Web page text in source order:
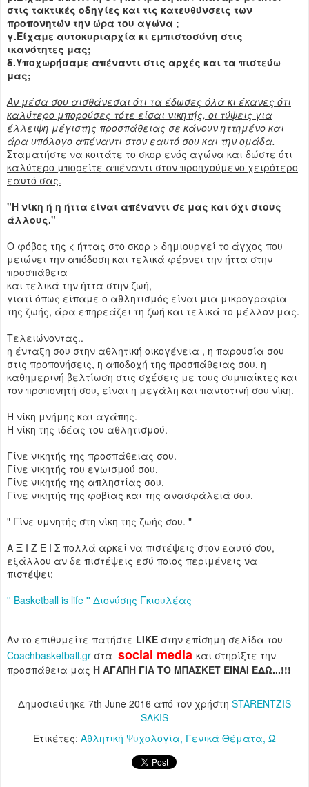
στις τακτικές οδηγίες και τις κατευθύνσεις των
προπονητών την ώρα του αγώνα ;
γ.Είχαμε αυτοκυριαρχία κι εμπιστοσύνη στις
ικανότητες μας;
δ.Υποχωρήσαμε απέναντι στις αρχές και τα πιστεύω
μας;
Αν μέσα σου αισθάνεσαι ότι τα έδωσες όλα κι έκανες ότι
καλύτερο μπορούσες τότε είσαι νικητής, οι τύψεις για
έλλειψη μέγιστης προσπάθειας σε κάνουν ηττημένο και
άρα υπόλογο απέναντι στον εαυτό σου και την ομάδα.
Σταματήστε να κοιτάτε το σκορ ενός αγώνα και δώστε ότι
καλύτερο μπορείτε απέναντι στον προηγούμενο χειρότερο
εαυτό σας.
"Η νίκη ή η ήττα είναι απέναντι σε μας και όχι στους
άλλους."
Ο φόβος της < ήττας στο σκορ > δημιουργεί το άγχος που
μειώνει την απόδοση και τελικά φέρνει την ήττα στην
προσπάθεια
και τελικά την ήττα στην ζωή,
γιατί όπως είπαμε ο αθλητισμός είναι μια μικρογραφία
της ζωής, άρα επηρεάζει τη ζωή και τελικά το μέλλον μας.
Τελειώνοντας..
η ένταξη σου στην αθλητική οικογένεια , η παρουσία σου
στις προπονήσεις, η αποδοχή της προσπάθειας σου, η
καθημερινή βελτίωση στις σχέσεις με τους συμπαίκτες και
τον προπονητή σου, είναι η μεγάλη και παντοτινή σου νίκη.
Η νίκη μνήμης και αγάπης.
Η νίκη της ιδέας του αθλητισμού.
Γίνε νικητής της προσπάθειας σου.
Γίνε νικητής του εγωισμού σου.
Γίνε νικητής της απληστίας σου.
Γίνε νικητής της φοβίας και της ανασφάλειά σου.
" Γίνε υμνητής στη νίκη της ζωής σου. "
Α Ξ Ι Ζ Ε Ι Σ πολλά αρκεί να πιστέψεις στον εαυτό σου,
εξάλλου αν δε πιστέψεις εσύ ποιος περιμένεις να
πιστέψει;
'' Basketball is life '' Διονύσης Γκιουλέας
Αν το επιθυμείτε πατήστε LIKE στην επίσημη σελίδα του
Coachbasketball.gr στα social media και στηρίξτε την
προσπάθεια μας H ΑΓΑΠΗ ΓΙΑ ΤΟ ΜΠΑΣΚΕΤ ΕΙΝΑΙ ΕΔΩ...!!!
Δημοσιεύτηκε 7th June 2016 από τον χρήστη STARENTZIS
SAKIS
Ετικέτες: Αθλητική Ψυχολογία Γενικά Θέματα Ω